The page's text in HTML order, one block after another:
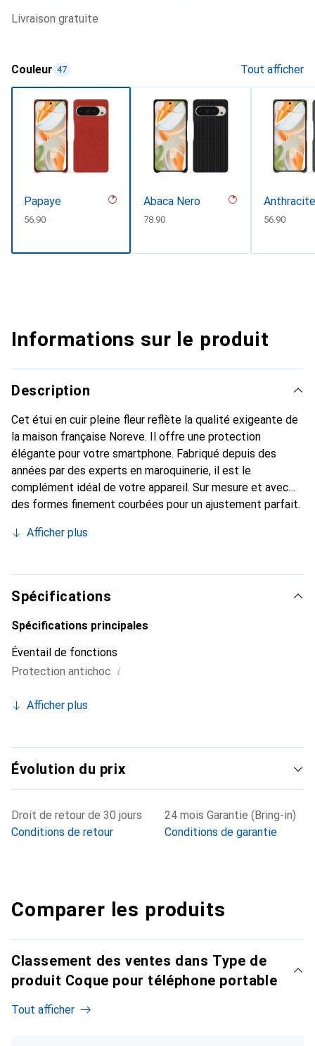
livraison gratuite
Couleur 47 Tout afficher
Papaye
CHF
56.90
Abaca Nero
CHF
78.90
Anthracite
CHF
56.90
Informations sur le produit
Description
Cet étui en cuir pleine fleur reflète la qualité exigeante de
la maison française Noreve. Il offre une protection
élégante pour votre smartphone. Fabriqué depuis des
années par des experts en maroquinerie, il est le
complément idéal de votre appareil. Sur mesure et avec
des formes finement courbées pour un ajustement parfait.
smartphone. La marque Noreve est reconnue
est toujours un excellent choix pour le client exigeant.
Afficher plus
Spécifications
Spécifications principales
Éventail de fonctions
Protection antichoc i
Afficher plus
Évolution du prix
Droit de retour de 30 jours
Conditions de retour
24 mois Garantie (Bring-in)
Conditions de garantie
Comparer les produits
Classement des ventes dans Type de
produit Coque pour téléphone portable
Tout afficher